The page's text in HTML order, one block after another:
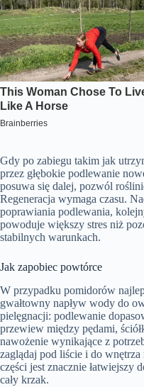
Gdy po zabiegu takim jak
przez głębokie podlewanie
posuwa się dalej, pozwól
Regeneracja wymaga czasu.
poprawiania podlewania,
powoduje większy stres niż
stabilnych warunkach.
Jak zapobiec powtórce
W przypadku pomidorów
gwałtowny napływ wody do
pielęgnacji: podlewanie
przewiew między pędami,
nawożenie wynikające z
zaglądaj pod liście i do
części jest znacznie łatwiejszy
cały krzak.